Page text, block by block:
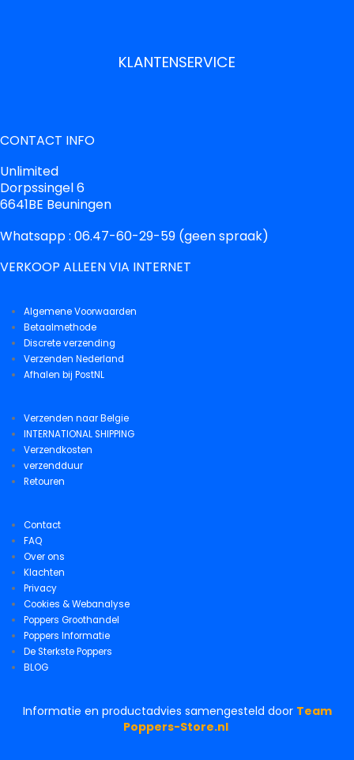
KLANTENSERVICE
CONTACT INFO
Unlimited
Dorpssingel 6
6641BE Beuningen
Whatsapp : 06.47-60-29-59 (geen spraak)
VERKOOP ALLEEN VIA INTERNET
Algemene Voorwaarden
Betaalmethode
Discrete verzending
Verzenden Nederland
Afhalen bij PostNL
Verzenden naar Belgie
INTERNATIONAL SHIPPING
Verzendkosten
verzendduur
Retouren
Contact
FAQ
Over ons
Klachten
Privacy
Cookies & Webanalyse
Poppers Groothandel
Poppers Informatie
De Sterkste Poppers
BLOG
Informatie en productadvies samengesteld door Team
Poppers-Store.nl.